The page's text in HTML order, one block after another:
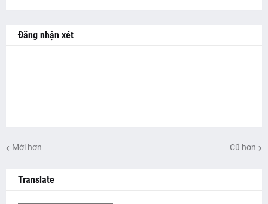
Đăng nhận xét
Mới hơn Cũ hơn
Translate